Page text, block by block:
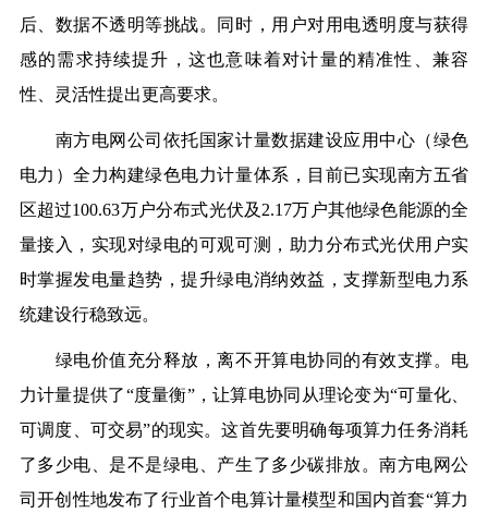
后、数据不透明等挑战。同时，用户对用电透明度与获得
感的需求持续提升，这也意味着对计量的精准性、兼容
性、灵活性提出更高要求。
南方电网公司依托国家计量数据建设应用中心（绿色
电力）全力构建绿色电力计量体系，目前已实现南方五省
区超过100.63万户分布式光伏及2.17万户其他绿色能源的全
量接入，实现对绿电的可观可测，助力分布式光伏用户实
时掌握发电量趋势，提升绿电消纳效益，支撑新型电力系
统建设行稳致远。
绿电价值充分释放，离不开算电协同的有效支撑。电
力计量提供了“度量衡”，让算电协同从理论变为“可量化、
可调度、可交易”的现实。这首先要明确每项算力任务消耗
了多少电、是不是绿电、产生了多少碳排放。南方电网公
司开创性地发布了行业首个电算计量模型和国内首套“算力